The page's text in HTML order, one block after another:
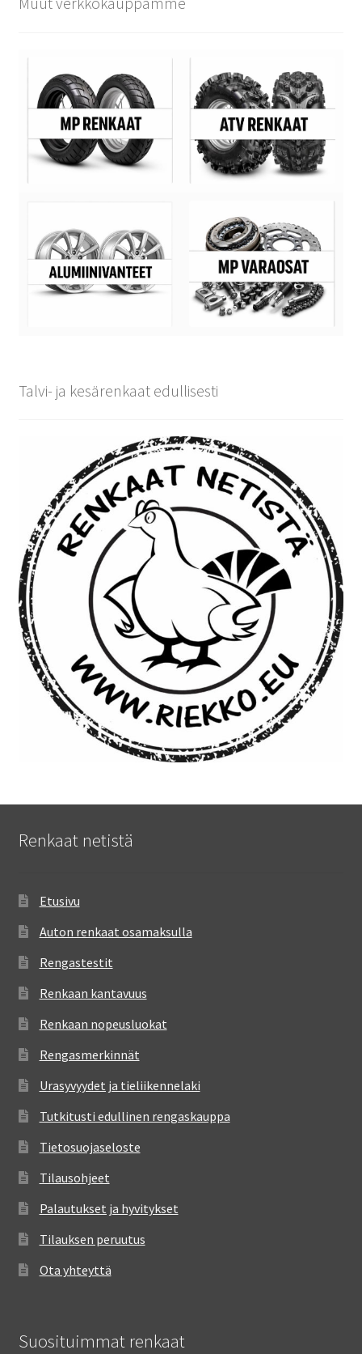
Talvi- ja kesärenkaat edullisesti
Renkaat netistä
Etusivu
Auton renkaat osamaksulla
Rengastestit
Renkaan kantavuus
Renkaan nopeusluokat
Rengasmerkinnät
Urasyvyydet ja tieliikennelaki
Tutkitusti edullinen rengaskauppa
Tietosuojaseloste
Tilausohjeet
Palautukset ja hyvitykset
Tilauksen peruutus
Ota yhteyttä
Suosituimmat renkaat